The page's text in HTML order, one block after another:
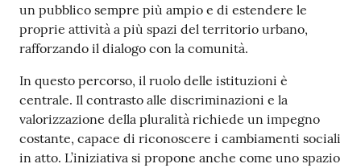
un pubblico sempre più ampio e di estendere le
proprie attività a più spazi del territorio urbano,
rafforzando il dialogo con la comunità.
In questo percorso, il ruolo delle istituzioni è
centrale. Il contrasto alle discriminazioni e la
valorizzazione della pluralità richiede un impegno
costante, capace di riconoscere i cambiamenti sociali
in atto. L’iniziativa si propone anche come uno spazio